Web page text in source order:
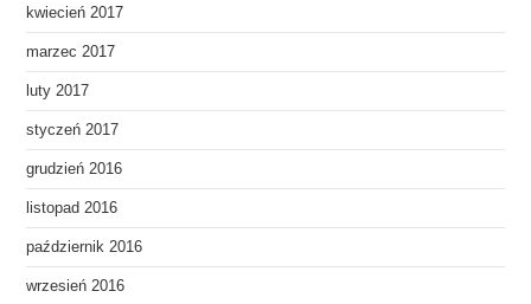
kwiecień 2017
marzec 2017
luty 2017
styczeń 2017
grudzień 2016
listopad 2016
październik 2016
wrzesień 2016